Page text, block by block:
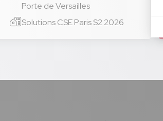
Porte de Versailles
Solutions CSE Paris S2 2026